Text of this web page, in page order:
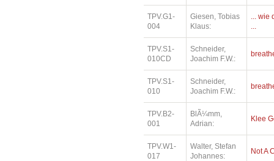
TPV.G1-
004
Giesen, Tobias
Klaus:
... wie
...
TPV.S1-
010CD
Schneider,
Joachim F.W.:
TPV.S1-
010
Schneider,
Joachim F.W.:
TPV.B2-
001
BlÃ¼mm,
Adrian:
Klee
TPV.W1-
017
Walter, Stefan
Johannes:
Not A